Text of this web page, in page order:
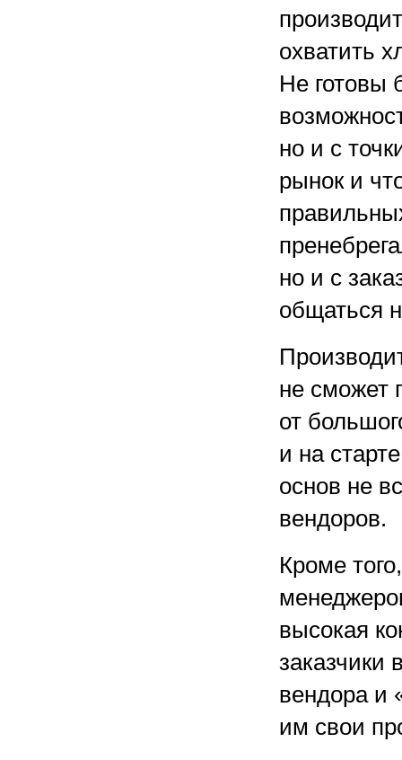
охватить
Не готовы
но и с
рынок и
но и с
общаться
не сможет
от
и на
основ не
вендоров.
Кроме
высокая
заказчики
вендора и
им свои